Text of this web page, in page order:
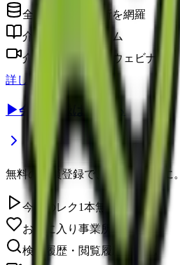
全国の介護事業所を網羅
介護に役立つコラム
介護のプロによるウェビナー
詳しく見る
▶会員登録はこちら
無料の会員登録で、さらに便利に。
今日のレク1本無料視聴
お気に入り事業所を保存
検索履歴・閲覧履歴の確認